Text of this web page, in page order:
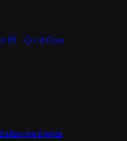
05 – Coral Cove
Bronze